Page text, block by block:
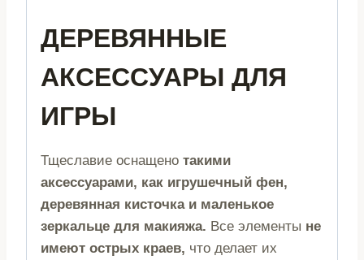
ДЕРЕВЯННЫЕ
АКСЕССУАРЫ ДЛЯ
ИГРЫ
Тщеславие оснащено такими
аксессуарами, как игрушечный фен,
деревянная кисточка и маленькое
зеркальце для макияжа. Все элементы не
имеют острых краев, что делает их